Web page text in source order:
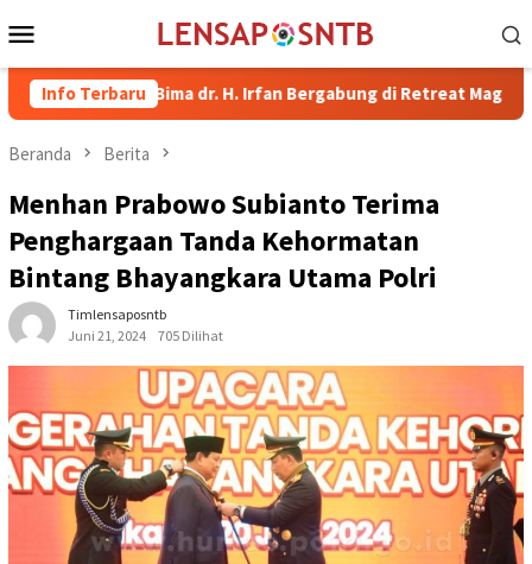
ke
Mobile
Info Terbaru
Bima dr. H. Irfan Bergabung di Retreat Magelang
Beranda Berita
Menhan Prabowo Subianto Terima
Penghargaan Tanda Kehormatan
Bintang Bhayangkara Utama Polri
Timlensaposntb
Juni 21, 2024
705 Dilihat